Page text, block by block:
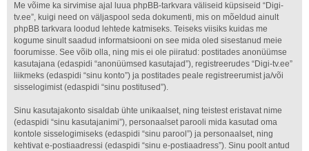
Me võime ka sirvimise ajal luua phpBB-tarkvara väliseid küpsiseid “Digi-
tv.ee”, kuigi need on väljaspool seda dokumenti, mis on mõeldud ainult
phpBB tarkvara loodud lehtede katmiseks. Teiseks viisiks kuidas me
kogume sinult saadud informatsiooni on see mida oled sisestanud meie
foorumisse. See võib olla, ning mis ei ole piiratud: postitades anonüümse
kasutajana (edaspidi “anonüümsed kasutajad”), registreerudes “Digi-tv.ee”
liikmeks (edaspidi “sinu konto”) ja postitades peale registreerumist ja/või
sisselogimist (edaspidi “sinu postitused”).
Sinu kasutajakonto sisaldab ühte unikaalset, ning teistest eristavat nime
(edaspidi “sinu kasutajanimi”), personaalset parooli mida kasutad oma
kontole sisselogimiseks (edaspidi “sinu parool”) ja personaalset, ning
kehtivat e-postiaadressi (edaspidi “sinu e-postiaadress”). Sinu poolt antud